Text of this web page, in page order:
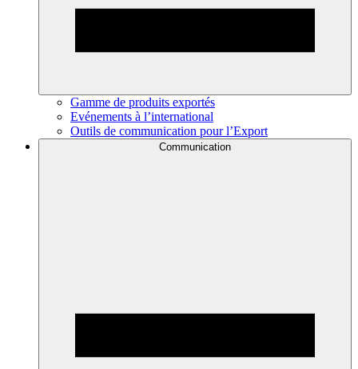
Gamme de produits exportés
Evénements à l’international
Outils de communication pour l’Export
Communication